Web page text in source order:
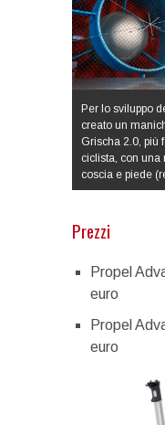
Per lo sviluppo
creato un
Grischa 2.0, più
ciclista, con una
coscia e piede
Prezzi
Propel
euro
Propel
euro